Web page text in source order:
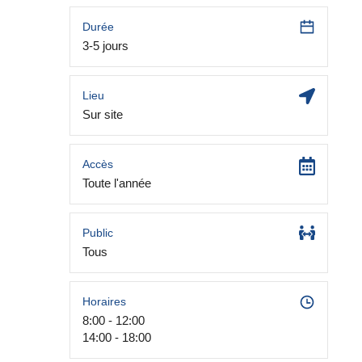
Durée
3-5 jours
Lieu
Sur site
Accès
Toute l'année
Public
Tous
Horaires
8:00 - 12:00
14:00 - 18:00